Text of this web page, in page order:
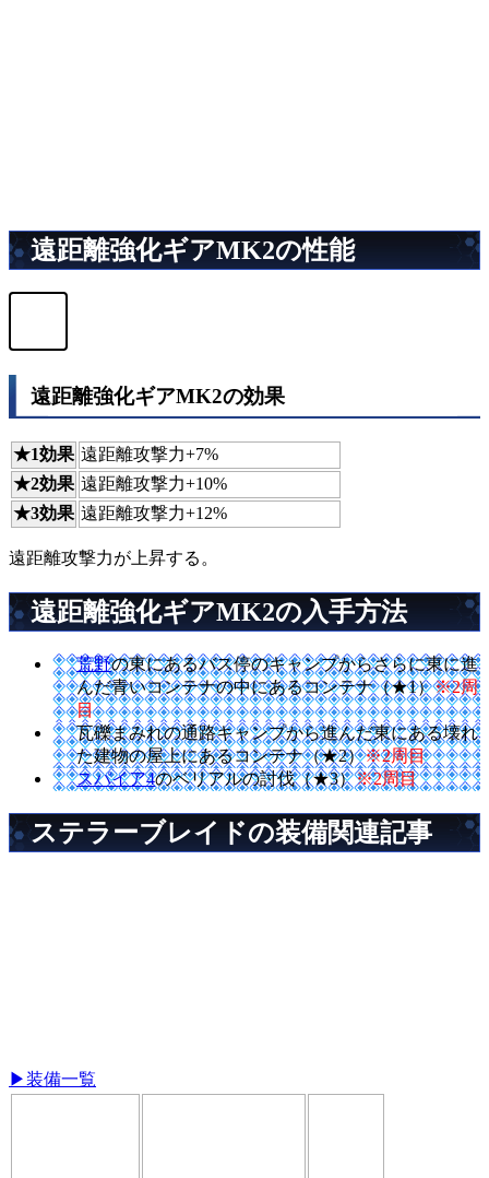
遠距離強化ギアMK2の性能
遠距離強化ギアMK2の効果
★1効果 遠距離攻撃力+7%
★2効果 遠距離攻撃力+10%
★3効果 遠距離攻撃力+12%
遠距離攻撃力が上昇する。
遠距離強化ギアMK2の入手方法
荒野の東にあるバス停のキャンプからさらに東に進
んだ青いコンテナの中にあるコンテナ（★1）※2周
目
瓦礫まみれの通路キャンプから進んだ東にある壊れ
た建物の屋上にあるコンテナ（★2）※2周目
スパイア4のベリアルの討伐（★3）※2周目
ステラーブレイドの装備関連記事
▶装備一覧